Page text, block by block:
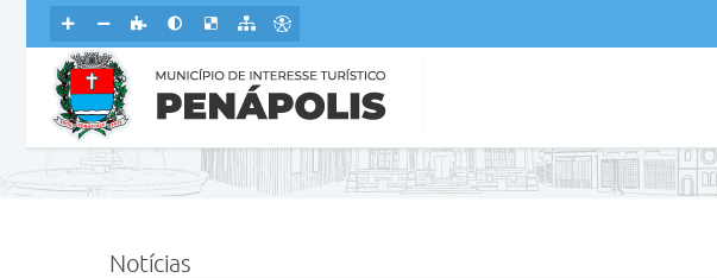
Notícias